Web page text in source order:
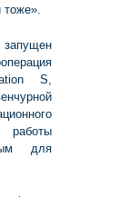
тоже».
запущен
S,
работы
для